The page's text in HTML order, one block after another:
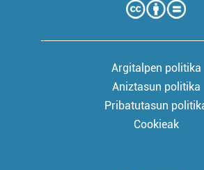
Argitalpen politika
Aniztasun politika
Pribatutasun
Cookieak